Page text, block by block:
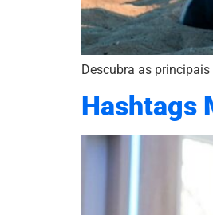
Descubra as
Hashtags